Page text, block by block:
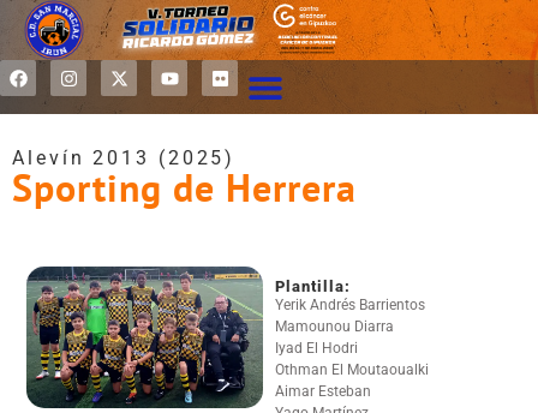
Alevín 2013 (2025)
Sporting de Herrera
Plantilla:
Yerik Andrés Barrientos
Mamounou Diarra
Iyad El Hodri
Othman El Moutaoualki
Aimar Esteban